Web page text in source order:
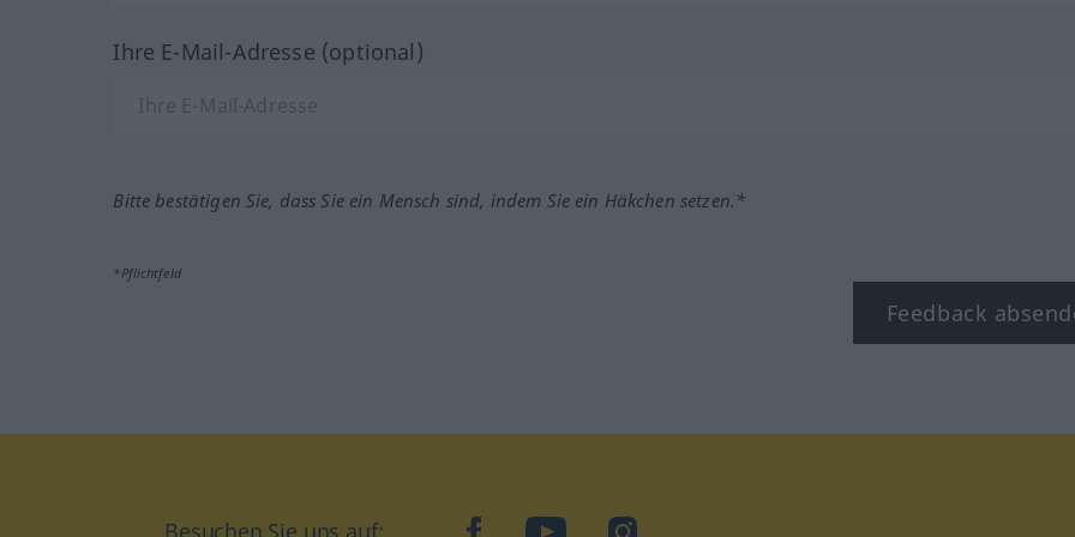
Ihre E-Mail-Adresse (optional)
Bitte bestätigen Sie, dass Sie ein Mensch sind, indem Sie ein Häkchen setzen.*
*Pflichtfeld
Feedback
facebookYouTubeInstagram